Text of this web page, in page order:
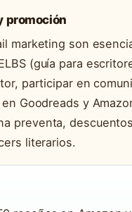
promoción
marketing son
(guía para
participar en
Goodreads y
preventa,
literarios.